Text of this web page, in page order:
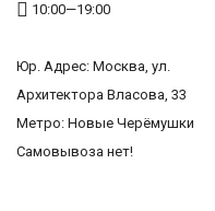
10:00—19:00
Юр. Адреc: Москва, ул.
Архитектора Власова, 33
Метро: Новые Черёмушки
Самовывоза нет!